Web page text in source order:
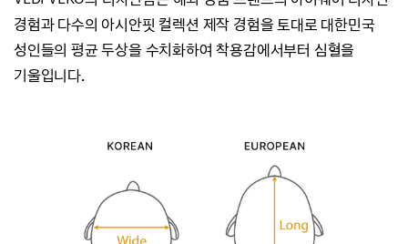
경험과 다수의 아시안핏 컬렉션 제작 경험을 토대로 대한민국
성인들의 평균 두상을 수치화하여착용감에서부터 심혈을
기울입니다.